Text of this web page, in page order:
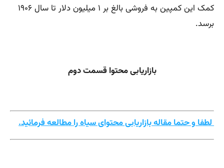
کمک این کمپین به فروشی بالغ بر ۱ میلیون دلار تا سال ۱۹۰۶
برسد.
بازاریابی محتوا قسمت دوم
لطفا و حتما مقاله بازاریابی محتوای سیاه را مطالعه فرمائید.